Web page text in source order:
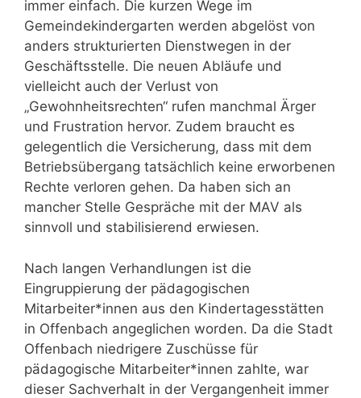
immer einfach. Die kurzen Wege im
Gemeindekindergarten werden abgelöst von
anders strukturierten Dienstwegen in der
Geschäftsstelle. Die neuen Abläufe und
vielleicht auch der Verlust von
„Gewohnheitsrechten“ rufen manchmal Ärger
und Frustration hervor. Zudem braucht es
gelegentlich die Versicherung, dass mit dem
Betriebsübergang tatsächlich keine erworbenen
Rechte verloren gehen. Da haben sich an
mancher Stelle Gespräche mit der MAV als
sinnvoll und stabilisierend erwiesen.
Nach langen Verhandlungen ist die
Eingruppierung der pädagogischen
Mitarbeiter*innen aus den Kindertagesstätten
in Offenbach angeglichen worden. Da die Stadt
Offenbach niedrigere Zuschüsse für
pädagogische Mitarbeiter*innen zahlte, war
dieser Sachverhalt in der Vergangenheit immer